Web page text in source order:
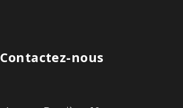
Contactez-nous